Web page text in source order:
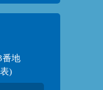
番地
)